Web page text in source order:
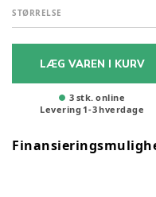
STØRRELSE
LÆG VAREN I KURV
3 stk. online
Levering 1-3hverdage